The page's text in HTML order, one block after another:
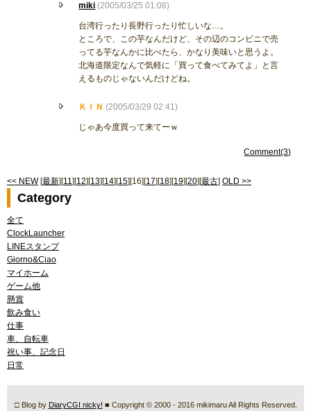
miki (2005/03/25 01:08)
台湾行ったり長野行ったり忙しいな…。
ところで、この芋なんだけど、その辺のコンビニで売
ってる芋なんかに比べたら、かなり美味いと思うよ。
北海道限定なんで気軽に「買って食べてみてよ」と言
えるものじゃないんだけどね。
ＫＩＮ (2005/03/29 02:41)
じゃあ今度買って来てーｗ
Comment(3)
<< NEW[最新][11][12][13][14][15][16][17][18][19][20][最古] OLD >>
Category
全て
ClockLauncher
LINEスタンプ
Giorno&Ciao
マイホーム
ゲーム他
懸賞
飲み食い
仕事
車、自転車
祝い事、記念日
日常
□ Blog by DiaryCGI nicky! ■ Copyright © 2000 - 2016 mikimaru All Rights Reserved.